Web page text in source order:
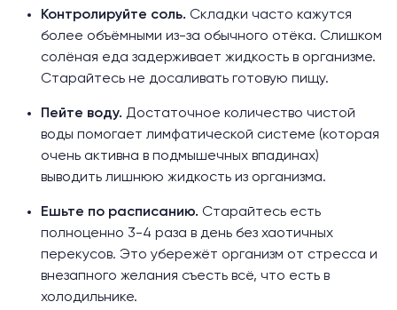
Контролируйте соль. Складки часто кажутся
более объёмными из-за обычного отёка. Слишком
солёная еда задерживает жидкость в организме.
Старайтесь не досаливать готовую пищу.
Пейте воду. Достаточное количество чистой
воды помогает лимфатической системе (которая
очень активна в подмышечных впадинах)
выводить лишнюю жидкость из организма.
Ешьте по расписанию. Старайтесь есть
полноценно 3-4 раза в день без хаотичных
перекусов. Это убережёт организм от стресса и
внезапного желания съесть всё, что есть в
холодильнике.